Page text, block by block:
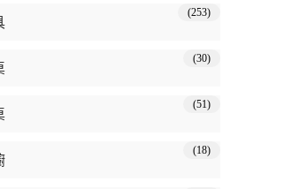
(253)
(30)
(51)
(18)